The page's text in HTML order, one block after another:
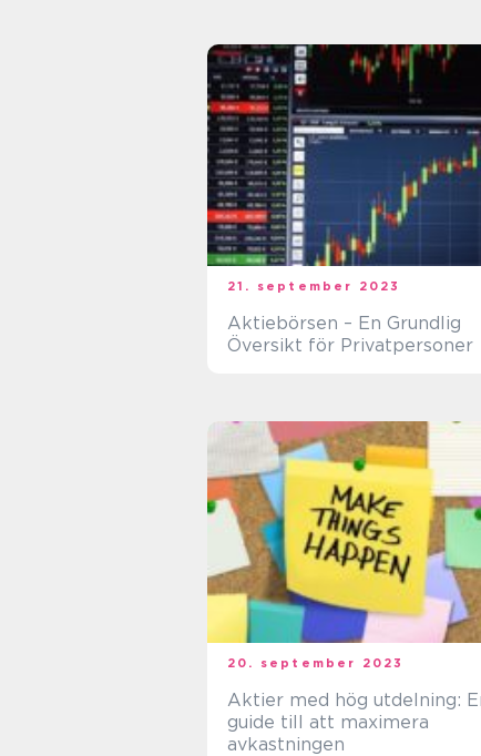
21. september 2023
Aktiebörsen – En Grundlig
Översikt för Privatpersoner
20. september 2023
Aktier med hög utdelning:
guide till att maximera
avkastningen